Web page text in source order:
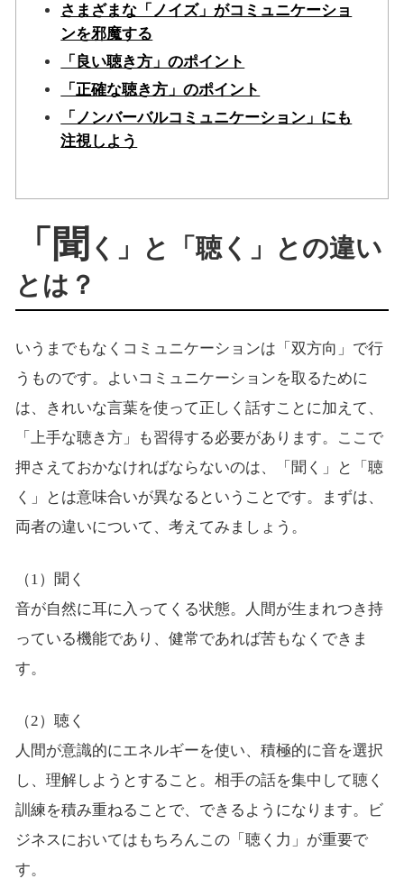
さまざまな「ノイズ」がコミュニケーショ
ンを邪魔する
「良い聴き方」のポイント
「正確な聴き方」のポイント
「ノンバーバルコミュニケーション」にも
注視しよう
「聞 く」と「聴く」との違い
とは？
いうまでもなくコミュニケーションは「双方向」で行
うものです。よいコミュニケーションを取るために
は、きれいな言葉を使って正しく話すことに加えて、
「上手な聴き方」も習得する必要があります。ここで
押さえておかなければならないのは、「聞く」と「聴
く」とは意味合いが異なるということです。まずは、
両者の違いについて、考えてみましょう。
（1）聞く
音が自然に耳に入ってくる状態。人間が生まれつき持
っている機能であり、健常であれば苦もなくできま
す。
（2）聴く
人間が意識的にエネルギーを使い、積極的に音を選択
し、理解しようとすること。相手の話を集中して聴く
訓練を積み重ねることで、できるようになります。ビ
ジネスにおいてはもちろんこの「聴く力」が重要で
す。